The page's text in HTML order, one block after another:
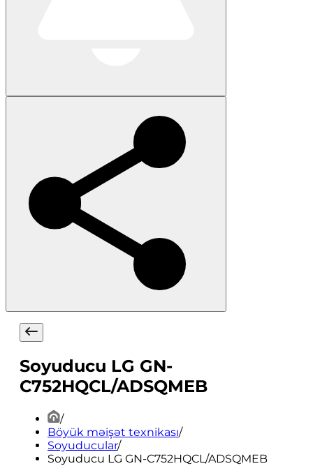
Soyuducu LG GN-
C752HQCL/ADSQMEB
/
Böyük məişət texnikası/
Soyuducular/
Soyuducu LG GN-C752HQCL/ADSQMEB